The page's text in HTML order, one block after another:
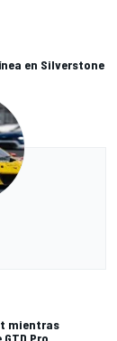
en Silverstone
mientras
Pro